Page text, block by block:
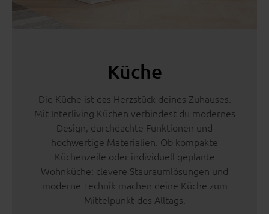
Küche
Die Küche ist das Herzstück deines Zuhauses.
Mit Interliving Küchen verbindest du modernes
Design, durchdachte Funktionen und
hochwertige Materialien. Ob kompakte
Küchenzeile oder individuell geplante
Wohnküche: clevere Stauraumlösungen und
moderne Technik machen deine Küche zum
Mittelpunkt des Alltags.